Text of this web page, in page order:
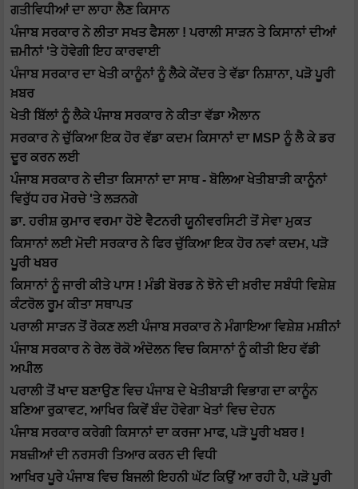
ਗਤੀਵਿਧੀਆਂ ਦਾ ਲਾਹਾ ਲੈਣ ਕਿਸਾਨ
ਪੰਜਾਬ ਸਰਕਾਰ ਨੇ ਲੀਤਾ ਸਖਤ ਫੈਸਲਾ ! ਪਰਾਲੀ ਸਾੜਨ ਤੇ ਕਿਸਾਨਾਂ ਦੀਆਂ
ਜ਼ਮੀਨਾਂ 'ਤੇ ਹੋਵੇਗੀ ਇਹ ਕਾਰਵਾਈ
ਪੰਜਾਬ ਸਰਕਾਰ ਦਾ ਖੇਤੀ ਕਾਨੂੰਨਾਂ ਨੂੰ ਲੈਕੇ ਕੇਂਦਰ ਤੇ ਵੱਡਾ ਨਿਸ਼ਾਨਾ, ਪੜੋ ਪੂਰੀ
ਖ਼ਬਰ
ਖੇਤੀ ਬਿੱਲਾਂ ਨੂੰ ਲੈਕੇ ਪੰਜਾਬ ਸਰਕਾਰ ਨੇ ਕੀਤਾ ਵੱਡਾ ਐਲਾਨ
ਸਰਕਾਰ ਨੇ ਚੁੱਕਿਆ ਇਕ ਹੋਰ ਵੱਡਾ ਕਦਮ ਕਿਸਾਨਾਂ ਦਾ MSP ਨੂੰ ਲੈ ਕੇ ਡਰ
ਦੂਰ ਕਰਨ ਲਈ
ਪੰਜਾਬ ਸਰਕਾਰ ਨੇ ਦੀਤਾ ਕਿਸਾਨਾਂ ਦਾ ਸਾਥ - ਬੋਲਿਆ ਖੇਤੀਬਾੜੀ ਕਾਨੂੰਨਾਂ
ਵਿਰੁੱਧ ਹਰ ਮੋਰਚੇ 'ਤੇ ਲੜਨਗੇ
ਡਾ. ਹਰੀਸ਼ ਕੁਮਾਰ ਵਰਮਾ ਹੋਏ ਵੈਟਨਰੀ ਯੂਨੀਵਰਸਿਟੀ ਤੋਂ ਸੇਵਾ ਮੁਕਤ
ਕਿਸਾਨਾਂ ਲਈ ਮੋਦੀ ਸਰਕਾਰ ਨੇ ਫਿਰ ਚੁੱਕਿਆ ਇਕ ਹੋਰ ਨਵਾਂ ਕਦਮ, ਪੜੋ
ਪੂਰੀ ਖਬਰ
ਕਿਸਾਨਾਂ ਨੂੰ ਜਾਰੀ ਕੀਤੇ ਪਾਸ ! ਮੰਡੀ ਬੋਰਡ ਨੇ ਝੋਨੇ ਦੀ ਖ਼ਰੀਦ ਸਬੰਧੀ ਵਿਸ਼ੇਸ਼
ਕੰਟਰੋਲ ਰੂਮ ਕੀਤਾ ਸਥਾਪਤ
ਪਰਾਲੀ ਸਾੜਨ ਤੋਂ ਰੋਕਣ ਲਈ ਪੰਜਾਬ ਸਰਕਾਰ ਨੇ ਮੰਗਾਇਆ ਵਿਸ਼ੇਸ਼ ਮਸ਼ੀਨਾਂ
ਪੰਜਾਬ ਸਰਕਾਰ ਨੇ ਰੇਲ ਰੋਕੋ ਅੰਦੋਲਨ ਵਿਚ ਕਿਸਾਨਾਂ ਨੂੰ ਕੀਤੀ ਇਹ ਵੱਡੀ
ਅਪੀਲ
ਪਰਾਲੀ ਤੋਂ ਖਾਦ ਬਣਾਉਣ ਵਿਚ ਪੰਜਾਬ ਦੇ ਖੇਤੀਬਾੜੀ ਵਿਭਾਗ ਦਾ ਕਾਨੂੰਨ
ਬਣਿਆ ਰੁਕਾਵਟ, ਆਖਿਰ ਕਿਵੇਂ ਬੰਦ ਹੋਵੇਗਾ ਖੇਤਾਂ ਵਿਚ ਦੇਹਨ
ਪੰਜਾਬ ਸਰਕਾਰ ਕਰੇਗੀ ਕਿਸਾਨਾਂ ਦਾ ਕਰਜਾ ਮਾਫ, ਪੜੋ ਪੂਰੀ ਖਬਰ !
ਸਬਜ਼ੀਆਂ ਦੀ ਨਰਸਰੀ ਤਿਆਰ ਕਰਨ ਦੀ ਵਿਧੀ
ਆਖਿਰ ਪੂਰੇ ਪੰਜਾਬ ਵਿਚ ਬਿਜਲੀ ਇਹਨੀ ਘੱਟ ਕਿਉਂ ਆ ਰਹੀ ਹੈ, ਪੜੋ ਪੂਰੀ